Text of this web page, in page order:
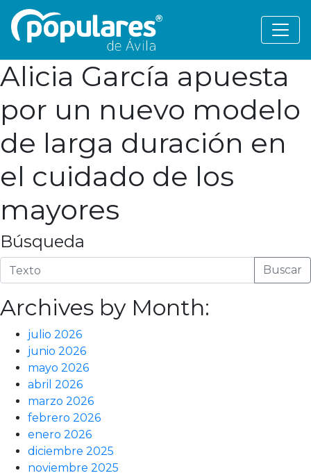
Alicia García apuesta
por un nuevo modelo
de larga duración en
el cuidado de los
mayores
Búsqueda
Buscar
Archives by Month:
julio 2026
junio 2026
mayo 2026
abril 2026
marzo 2026
febrero 2026
enero 2026
diciembre 2025
noviembre 2025